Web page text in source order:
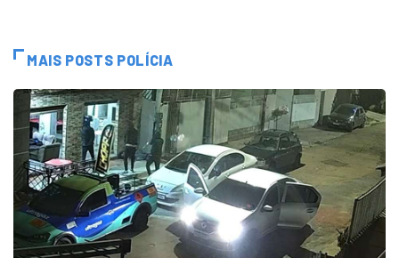
MAIS POSTS POLÍCIA